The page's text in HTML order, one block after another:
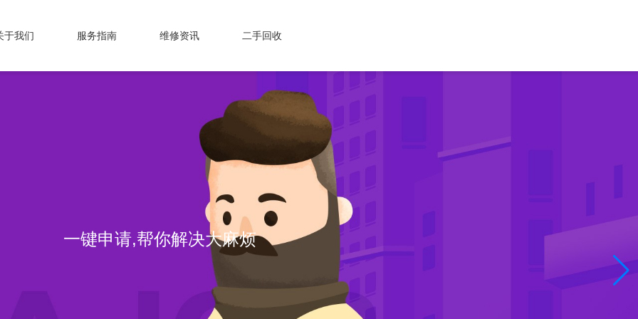
于我们 服务指南 维修资讯 二手回收
一键申请,帮你解决大麻烦